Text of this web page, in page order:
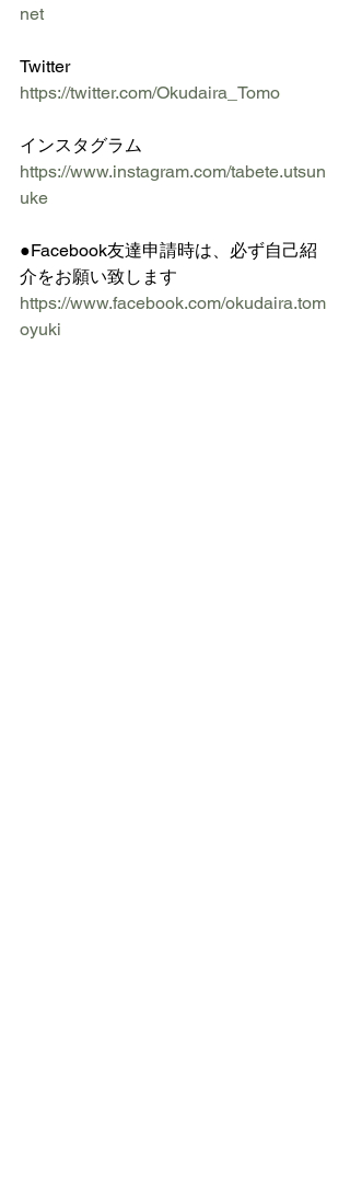
net
Twitter
https://twitter.com/Okudaira_Tomo
インスタグラム
https://www.instagram.com/tabete.utsun
uke
●Facebook友達申請時は、必ず自己紹
介をお願い致します
https://www.facebook.com/okudaira.tom
oyuki